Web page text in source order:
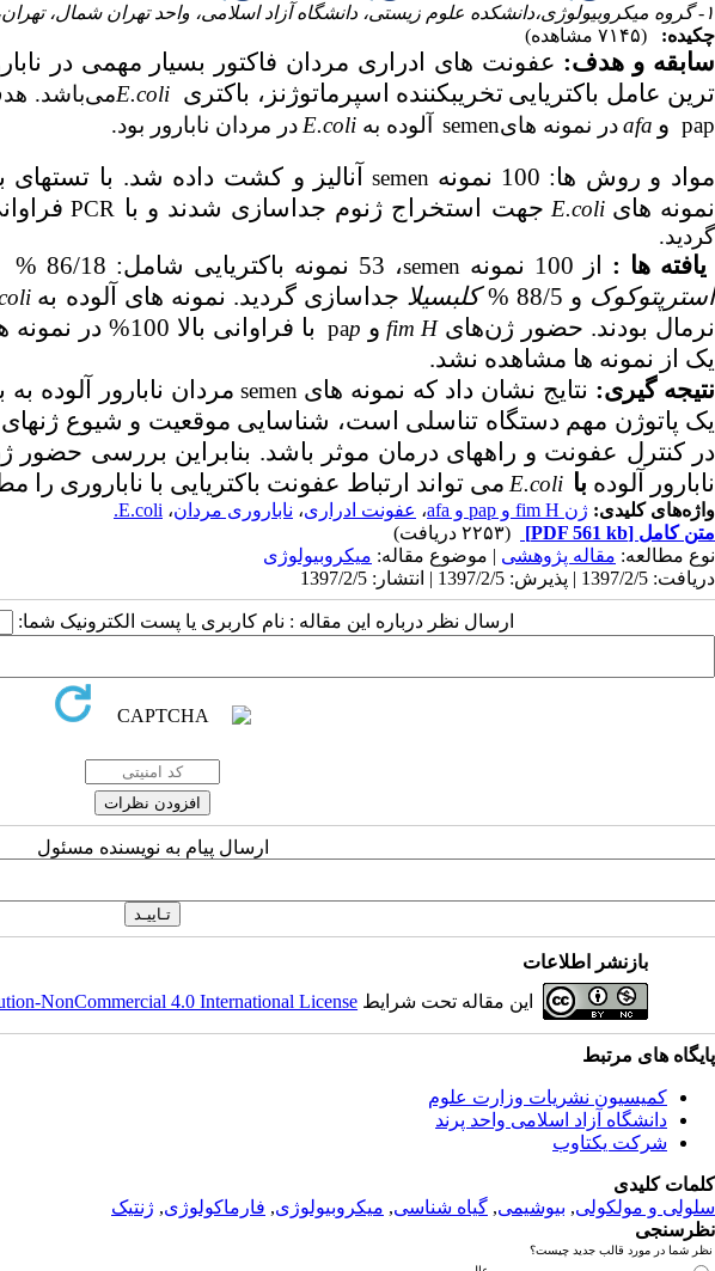
۱- گروه میکروبیولوژی،دانشکده علوم زیستی، دانشگاه آزاد اسلامی، واحد تهران شمال، تهران، ایران. ،
چکیده:
(۷۱۴۵ مشاهده)
سابقه و هدف: عفونت ­های ادراری مردان فاکتور بسیار مهمی در
ترین عامل باکتریایی تخریب­کننده اسپرماتوژنز، باکتری E.coliمیباشد.
pap و afaدر نمونه­ هایsemen آلوده به E.coli در مردان نابارور بود.
مواد و روش ­ها: 100 نمونه semen
آنالیز و کشت داده شد. با تست­های
نمونه­ های E.coli جهت استخراج ژنوم جداسازی شدند و با PCR
گردید.
یافته­ ها : از 100 نمونه semen، 53 نمونه باکتریایی شامل: 86/18 %
استرپتوکوک و 88/5 % کلبسیلا جداسازی گردید. نمونه­ های آلوده به
نرمال بودند. حضورژنهای H
fim و pap با فراوانی بالا 100% در نمونه­ های
یک از نمونه­ ها مشاهده نشد.
نتیجه­ گیری: نتایج نشان داد که نمونه­ های semen مردان نابارور آلوده به
یک پاتوژن مهم دستگاه تناسلی است، شناسایی موقعیت و شیوع ژن­های
در کنترل عفونت و راه­های درمان موثر باشد. بنابراین بررسی حضور
نابارور آلوده با E.coli می­ تواند ارتباط عفونت باکتریایی با ناباروری را
واژه‌های کلیدی: ژن fim H و pap و afa ، عفونت ادراری، ناباروری مردان، E.coli.
متن کامل [PDF 561 kb]
(۲۲۵۳ دریافت)
نوع مطالعه: مقاله پژوهشی | موضوع مقاله: میکروبیولوژی
دریافت: 1397/2/5 | پذیرش: 1397/2/5 | انتشار: 1397/2/5
ارسال نظر درباره این مقاله : نام کاربری یا پست الکترونیک شما:
ارسال پیام به نویسنده مسئول
بازنشر اطلاعات
این مقاله تحت شرایط NonCommercial 4.0 International License
پایگاه های مرتبط
کمیسیون نشریات وزارت علوم
دانشگاه آزاد اسلامی واحد پرند
شرکت یکتاوب
کلمات کلیدی
سلولی و مولکولی, بیوشیمی, گیاه شناسی, میکروبیولوژی, فارماکولوژی, ژنتیک
نظرسنجی
نظر شما در مورد قالب جدید چیست؟